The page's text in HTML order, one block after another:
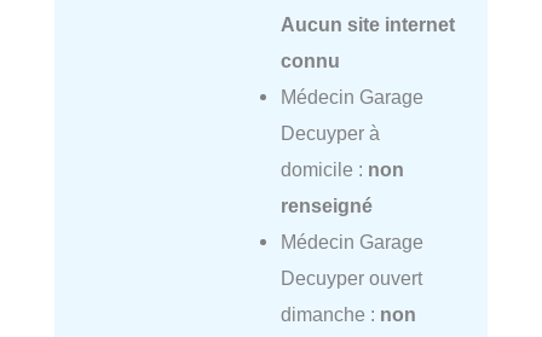
Aucun site internet
connu
Médecin Garage
Decuyper à
domicile : non
renseigné
Médecin Garage
Decuyper ouvert
dimanche : non